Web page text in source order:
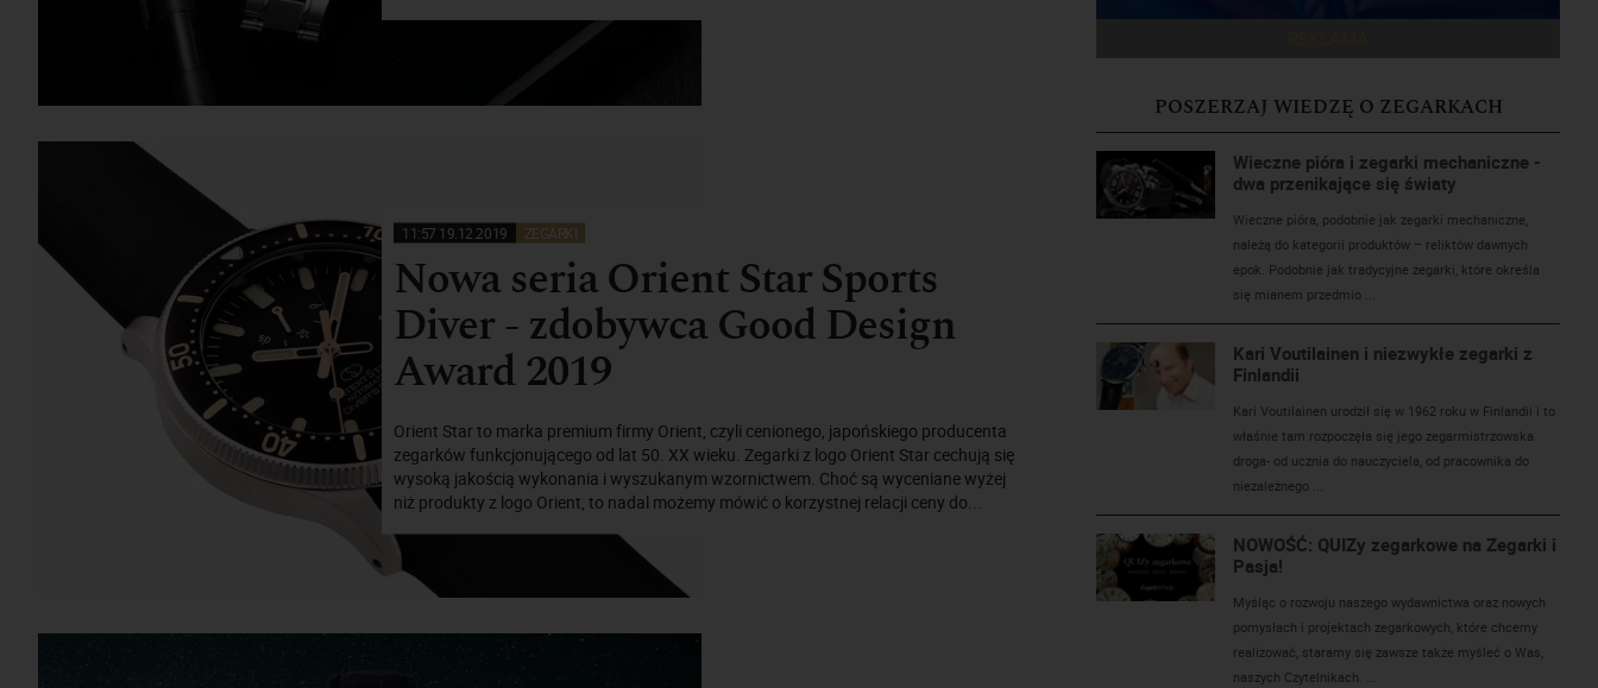
11:57 19.12.2019 ZEGARKI
Nowa seria Orient Star Sports
Diver - zdobywca Good Design
Award 2019
Orient Star to marka premium firmy Orient, czyli cenionego, japońskiego producenta
zegarków funkcjonującego od lat 50. XX wieku. Zegarki z logo Orient Star cechują się
wysoką jakością wykonania i wyszukanym wzornictwem. Choć są wyceniane wyżej
niż produkty z logo Orient, to nadal możemy mówić o korzystnej relacji ceny do...
POSZERZAJ WIEDZĘ O ZEGARKACH
Wieczne pióra i zegarki mechaniczne -
dwa przenikające się światy
Wieczne pióra, podobnie jak zegarki mechaniczne,
należą do kategorii produktów – reliktów dawnych
epok. Podobnie jak tradycyjne zegarki, które określa
się mianem przedmio ...
Kari Voutilainen i niezwykłe zegarki z
Finlandii
Kari Voutilainen urodził się w 1962 roku w Finlandii i to
właśnie tam rozpoczęła się jego zegarmistrzowska
droga- od ucznia do nauczyciela, od pracownika do
niezależnego ...
NOWOŚĆ: QUIZy zegarkowe na Zegarki i
Pasja!
Myśląc o rozwoju naszego wydawnictwa oraz nowych
pomysłach i projektach zegarkowych, które chcemy
realizować, staramy się zawsze także myśleć o Was,
naszych Czytelnikach. ...